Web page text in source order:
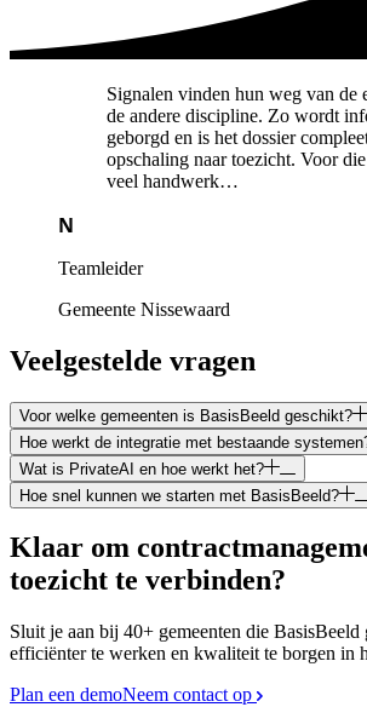
Signalen vinden hun weg van de
de andere discipline. Zo wordt
geborgd en is het dossier
opschaling naar toezicht. Voor
veel handwerk…
N
Teamleider
Gemeente Nissewaard
Veelgestelde vragen
Voor welke gemeenten is BasisBeeld geschikt?
Hoe werkt de integratie met bestaande
Wat is PrivateAI en hoe werkt het?
Hoe snel kunnen we starten met BasisBeeld?
Klaar om
toezicht te verbinden?
Sluit je aan bij 40+ gemeenten die
efficiënter te werken en kwaliteit te borgen in
Plan een demoNeem contact op